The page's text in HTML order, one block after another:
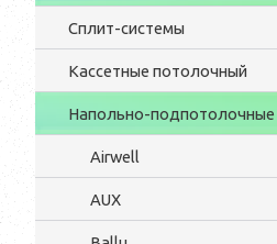
Сплит-системы
Кассетные потолочный
Напольно-подпотолочные
Airwell
AUX